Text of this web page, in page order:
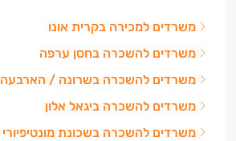
משרדים למכירה בקרית אונו
משרדים להשכרה בחסן ערפה
משרדים להשכרה בשרונה / הארבעה
משרדים להשכרה ביגאל אלון
משרדים להשכרה בשכונת מונטיפיורי